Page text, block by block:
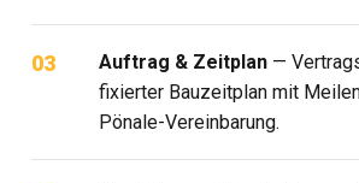
Auftrag & Zeitplan —
fixierter Bauzeitplan mit
Pönale-Vereinbarung.